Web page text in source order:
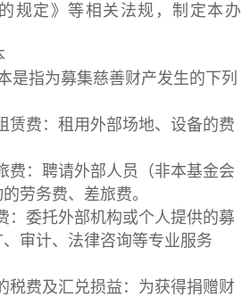
规定》等相关法规，制定本办
是指为募集慈善财产发生的下列
赁费：租用外部场地、设备的费
费：聘请外部人员（非本基金会
劳务费、差旅费。
：委托外部机构或个人提供的募
审计、法律咨询等专业服务
税费及汇兑损益：为获得捐赠财